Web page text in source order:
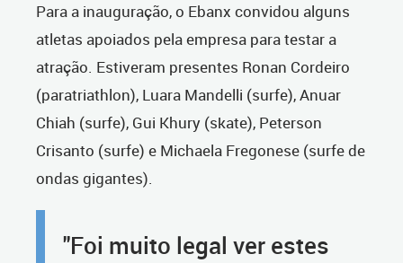
Para a inauguração, o Ebanx convidou alguns
atletas apoiados pela empresa para testar a
atração. Estiveram presentes Ronan Cordeiro
(paratriathlon), Luara Mandelli (surfe), Anuar
Chiah (surfe), Gui Khury (skate), Peterson
Crisanto (surfe) e Michaela Fregonese (surfe de
ondas gigantes).
"Foi muito legal ver estes